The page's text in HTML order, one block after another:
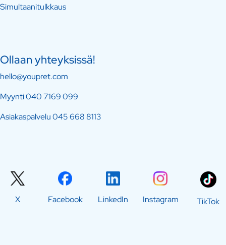
Simultaanitulkkaus
Ollaan yhteyksissä!
hello@youpret.com
Myynti040 7169 099
Asiakaspalvelu045 668 8113
X Facebook LinkedIn Instagram TikTok